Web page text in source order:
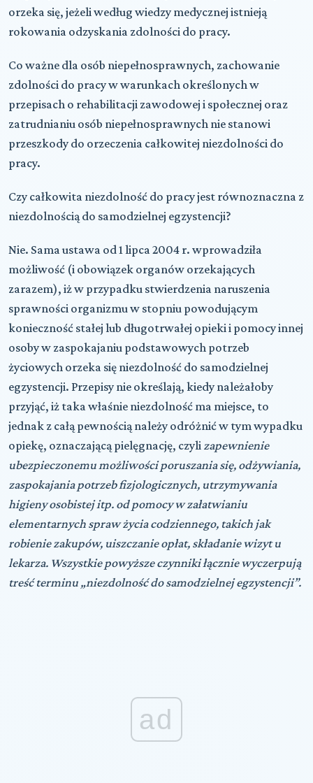
orzeka się, jeżeli według wiedzy medycznej istnieją
rokowania odzyskania zdolności do pracy.
Co ważne dla osób niepełnosprawnych, zachowanie
zdolności do pracy w warunkach określonych w
przepisach o rehabilitacji zawodowej i społecznej oraz
zatrudnianiu osób niepełnosprawnych nie stanowi
przeszkody do orzeczenia całkowitej niezdolności do
pracy.
Czy całkowita niezdolność do pracy jest równoznaczna z
niezdolnością do samodzielnej egzystencji?
Nie. Sama ustawa od 1 lipca 2004 r. wprowadziła
możliwość (i obowiązek organów orzekających
zarazem), iż w przypadku stwierdzenia naruszenia
sprawności organizmu w stopniu powodującym
konieczność stałej lub długotrwałej opieki i pomocy innej
osoby w zaspokajaniu podstawowych potrzeb
życiowych orzeka się niezdolność do samodzielnej
egzystencji. Przepisy nie określają, kiedy należałoby
przyjąć, iż taka właśnie niezdolność ma miejsce, to
jednak z całą pewnością należy odróżnić w tym wypadku
opiekę, oznaczającą pielęgnację, czyli zapewnienie
ubezpieczonemu możliwości poruszania się, odżywiania,
zaspokajania potrzeb fizjologicznych, utrzymywania
higieny osobistej itp. od pomocy w załatwianiu
elementarnych spraw życia codziennego, takich jak
robienie zakupów, uiszczanie opłat, składanie wizyt u
lekarza. Wszystkie powyższe czynniki łącznie wyczerpują
treść terminu „niezdolność do samodzielnej egzystencji”.
ad